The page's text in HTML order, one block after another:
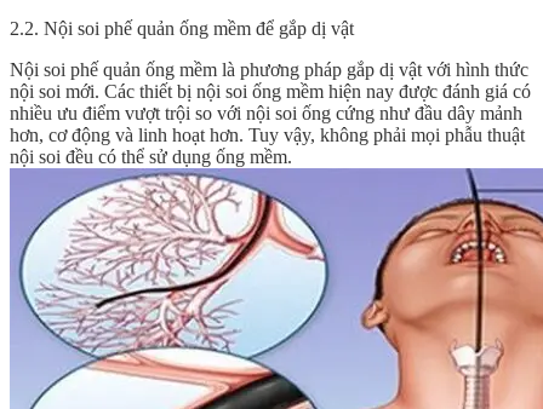
2.2. Nội soi phế quản ống mềm để gắp dị vật
Nội soi phế quản ống mềm là phương pháp gắp dị vật với hình thức
nội soi mới. Các thiết bị nội soi ống mềm hiện nay được đánh giá có
nhiều ưu điểm vượt trội so với nội soi ống cứng như đầu dây mảnh
hơn, cơ động và linh hoạt hơn. Tuy vậy, không phải mọi phẫu thuật
nội soi đều có thể sử dụng ống mềm.